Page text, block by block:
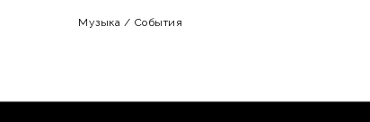
Музыка / События